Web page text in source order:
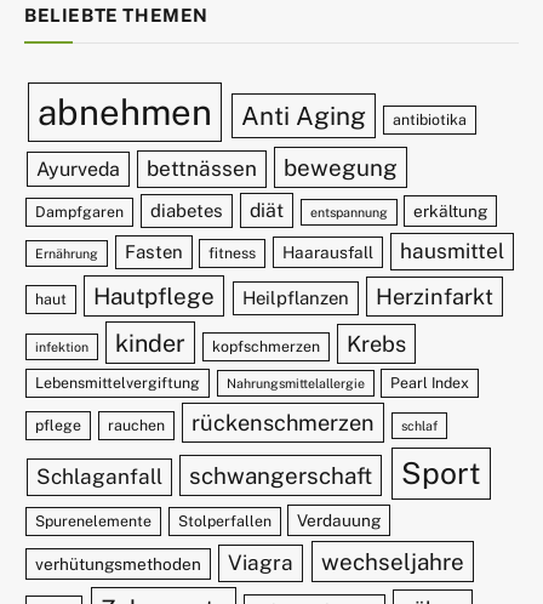
BELIEBTE THEMEN
abnehmen Anti Aging antibiotika
Ayurveda bettnässen bewegung
Dampfgaren diabetes diät entspannung erkältung
Ernährung Fasten fitness Haarausfall hausmittel
haut Hautpflege Heilpflanzen Herzinfarkt
infektion kinder kopfschmerzen Krebs
Lebensmittelvergiftung Nahrungsmittelallergie Pearl Index
pflege rauchen rückenschmerzen schlaf
Schlaganfall schwangerschaft Sport
Spurenelemente Stolperfallen Verdauung
verhütungsmethoden Viagra wechseljahre